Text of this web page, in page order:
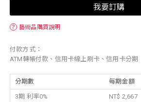
我要訂購
？ 藝術品購買說明
付款方式：
ATM轉帳付款、信用卡線上刷卡、信用卡分期
分期數 每期金額
3期 利率0%
NT$ 2,667